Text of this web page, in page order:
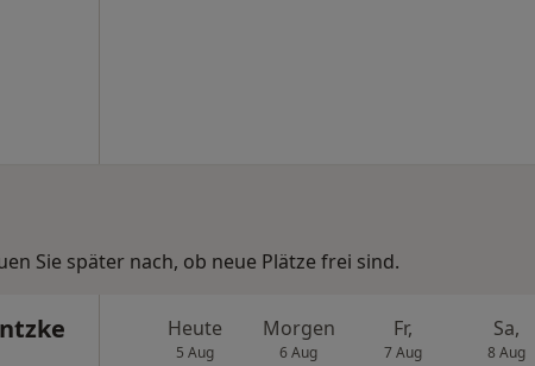
Sie später nach, ob neue Plätze frei sind.
Heute
5 Aug
Morgen
6 Aug
Fr,
7 Aug
Sa,
8 Aug